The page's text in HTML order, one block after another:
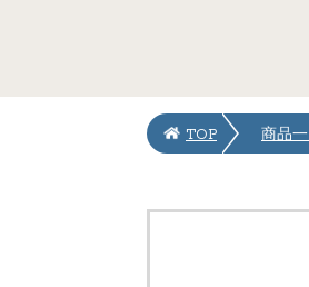
TOP 商品